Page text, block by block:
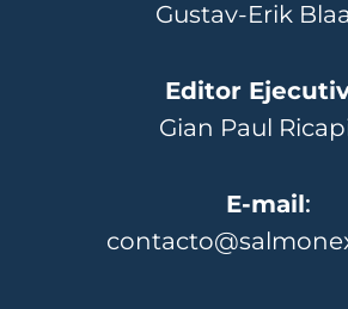
Gustav-Erik
Editor
Gian Paul
E-mail: